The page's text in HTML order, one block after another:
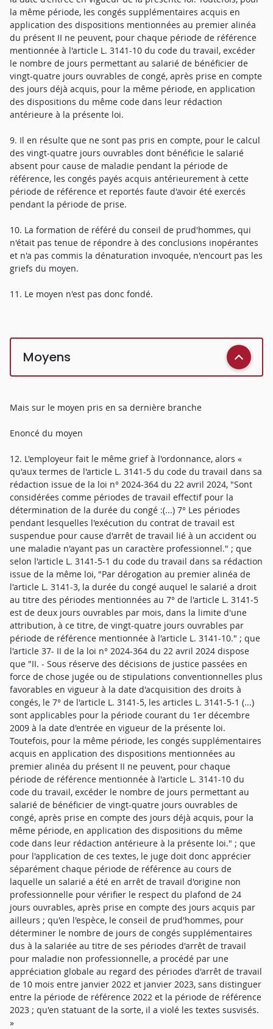
la même période, les congés supplémentaires acquis en
application des dispositions mentionnées au premier alinéa
du présent II ne peuvent, pour chaque période de référence
mentionnée à l'article L. 3141-10 du code du travail, excéder
le nombre de jours permettant au salarié de bénéficier de
vingt-quatre jours ouvrables de congé, après prise en compte
des jours déjà acquis, pour la même période, en application
des dispositions du même code dans leur rédaction
antérieure à la présente loi.
9. Il en résulte que ne sont pas pris en compte, pour le calcul
des vingt-quatre jours ouvrables dont bénéficie le salarié
absent pour cause de maladie pendant la période de
référence, les congés payés acquis antérieurement à cette
période de référence et reportés faute d'avoir été exercés
pendant la période de prise.
10. La formation de référé du conseil de prud'hommes, qui
n'était pas tenue de répondre à des conclusions inopérantes
et n'a pas commis la dénaturation invoquée, n'encourt pas les
griefs du moyen.
11. Le moyen n'est pas donc fondé.
Moyens
Mais sur le moyen pris en sa dernière branche
Enoncé du moyen
12. L'employeur fait le même grief à l'ordonnance, alors «
qu'aux termes de l'article L. 3141-5 du code du travail dans sa
rédaction issue de la loi n° 2024-364 du 22 avril 2024, "Sont
considérées comme périodes de travail effectif pour la
détermination de la durée du congé :(...) 7° Les périodes
pendant lesquelles l'exécution du contrat de travail est
suspendue pour cause d'arrêt de travail lié à un accident ou
une maladie n'ayant pas un caractère professionnel." ; que
selon l'article L. 3141-5-1 du code du travail dans sa rédaction
issue de la même loi, "Par dérogation au premier alinéa de
l'article L. 3141-3, la durée du congé auquel le salarié a droit
au titre des périodes mentionnées au 7° de l'article L. 3141-5
est de deux jours ouvrables par mois, dans la limite d'une
attribution, à ce titre, de vingt-quatre jours ouvrables par
période de référence mentionnée à l'article L. 3141-10." ; que
l'article 37- II de la loi n° 2024-364 du 22 avril 2024 dispose
que "II. - Sous réserve des décisions de justice passées en
force de chose jugée ou de stipulations conventionnelles plus
favorables en vigueur à la date d'acquisition des droits à
congés, le 7° de l'article L. 3141-5, les articles L. 3141-5-1 (...)
sont applicables pour la période courant du 1er décembre
2009 à la date d'entrée en vigueur de la présente loi.
Toutefois, pour la même période, les congés supplémentaires
acquis en application des dispositions mentionnées au
premier alinéa du présent II ne peuvent, pour chaque
période de référence mentionnée à l'article L. 3141-10 du
code du travail, excéder le nombre de jours permettant au
salarié de bénéficier de vingt-quatre jours ouvrables de
congé, après prise en compte des jours déjà acquis, pour la
même période, en application des dispositions du même
code dans leur rédaction antérieure à la présente loi." ; que
pour l'application de ces textes, le juge doit donc apprécier
séparément chaque période de référence au cours de
laquelle un salarié a été en arrêt de travail d'origine non
professionnelle pour vérifier le respect du plafond de 24
jours ouvrables, après prise en compte des jours acquis par
ailleurs ; qu'en l'espèce, le conseil de prud'hommes, pour
déterminer le nombre de jours de congés supplémentaires
dus à la salariée au titre de ses périodes d'arrêt de travail
pour maladie non professionnelle, a procédé par une
appréciation globale au regard des périodes d'arrêt de travail
de 10 mois entre janvier 2022 et janvier 2023, sans distinguer
entre la période de référence 2022 et la période de référence
2023 ; qu'en statuant de la sorte, il a violé les textes susvisés.
»